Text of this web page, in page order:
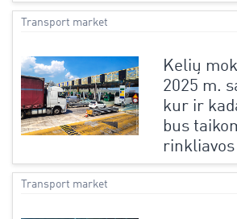
Transport market
Kelių
2025 m.
kur ir
bus
rinkliavos
Transport market